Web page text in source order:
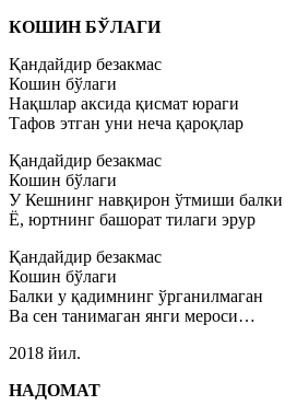
КОШИН БЎЛАГИ
Қандайдир безакмас
Кошин бўлаги
Нақшлар аксида қисмат юраги
Тафов этган уни неча қароқлар
Қандайдир безакмас
Кошин бўлаги
У Кешнинг навқирон ўтмиши балки
Ё, юртнинг башорат тилаги эрур
Қандайдир безакмас
Кошин бўлаги
Балки у қадимнинг ўрганилмаган
Ва сен танимаган янги мероси…
2018 йил.
НАДОМАТ